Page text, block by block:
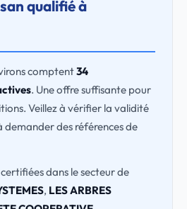
qualifié à
comptent34
. Une offre suffisante pour
Veillez à vérifier la validité
des références de
dans le secteur de
, LES ARBRES